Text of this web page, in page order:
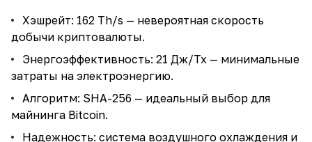
Хэшрейт: 162 Th/s — невероятная скорость
добычи криптовалюты.
Энергоэффективность: 21 Дж/Тх — минимальные
затраты на электроэнергию.
Алгоритм: SHA-256 — идеальный выбор для
майнинга Bitcoin.
Надежность: система воздушного охлаждения и